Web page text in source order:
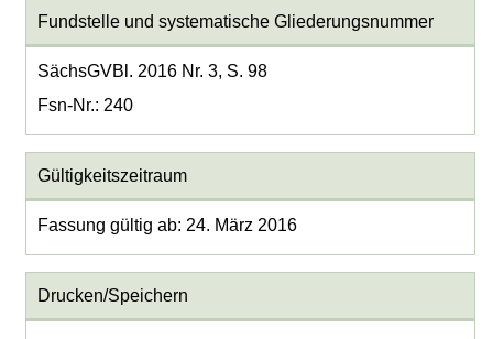
Fundstelle und systematische Gliederungsnummer
SächsGVBl. 2016 Nr. 3, S. 98
Fsn-Nr.: 240
Gültigkeitszeitraum
Fassung gültig ab: 24. März 2016
Drucken/Speichern